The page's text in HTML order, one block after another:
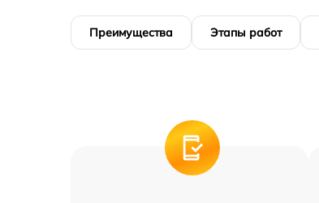
Преимущества Этапы работ